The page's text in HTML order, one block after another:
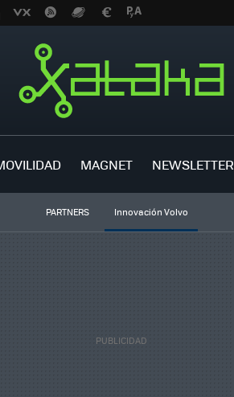
MAGNET NEWSLETTER
PARTNERS Innovación Volvo